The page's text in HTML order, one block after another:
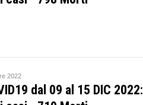
2022
dal 09 al 15 DIC 2022: